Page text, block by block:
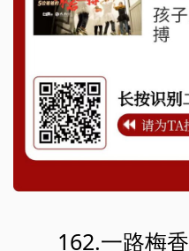
162.一路梅香